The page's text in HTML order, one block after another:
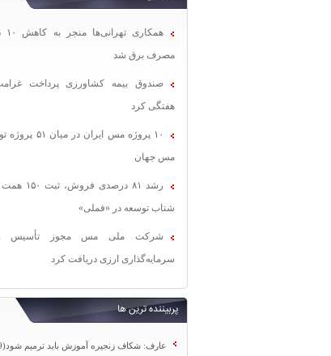
مصرف برق شد
صندوق بیمه کشاورزی پرداخت
هفتگی کرد
۱۰ پروژه مس ایران در
مس جهان
رشد ۸۱ درصدی
شتاب توسعه در «فملی»
شرکت ملی مس مجوز تأسیس
سرمایه‌گذاری ارزی دریافت کرد
پربیننده ترین ها
عارف: شکاف زنجیره آموزش باید ترمیم شود(8569)